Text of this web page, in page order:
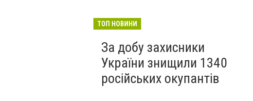
ТОП НОВИНИ
За добу захисники
України знищили 1340
російських окупантів